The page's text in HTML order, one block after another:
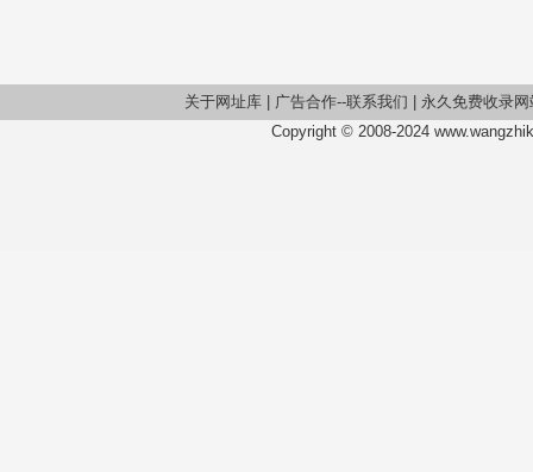
关于网址库| 广告合作--联系我们
永久免费收录网
Copyright © 2008-2024